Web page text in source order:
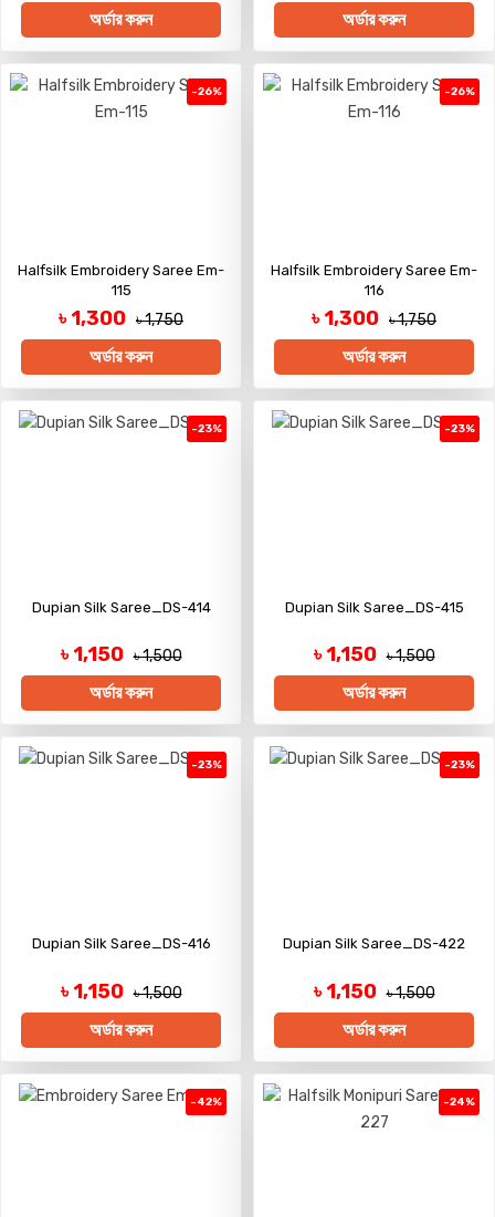
অর্ডার করুন অর্ডার করুন
-26%
Halfsilk Embroidery Saree Em-
115
৳ 1,300 ৳ 1,750
অর্ডার করুন
-26%
Halfsilk Embroidery Saree Em-
116
৳ 1,300 ৳ 1,750
অর্ডার করুন
-23%
Dupian Silk Saree_DS-414
৳ 1,150 ৳ 1,500
অর্ডার করুন
-23%
Dupian Silk Saree_DS-415
৳ 1,150 ৳ 1,500
অর্ডার করুন
-23%
Dupian Silk Saree_DS-416
৳ 1,150 ৳ 1,500
অর্ডার করুন
-23%
Dupian Silk Saree_DS-422
৳ 1,150 ৳ 1,500
অর্ডার করুন
-42% -24%